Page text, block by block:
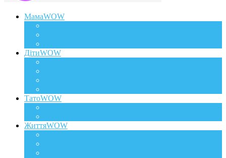
МамаWOW
ДітиWOW
ТатоWOW
ЖиттяWOW